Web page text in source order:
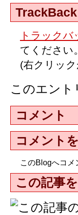
TrackBack
トラックバ
てください
(右クリッ
このエン
コメント
コメント
このBlogへコ
この記事